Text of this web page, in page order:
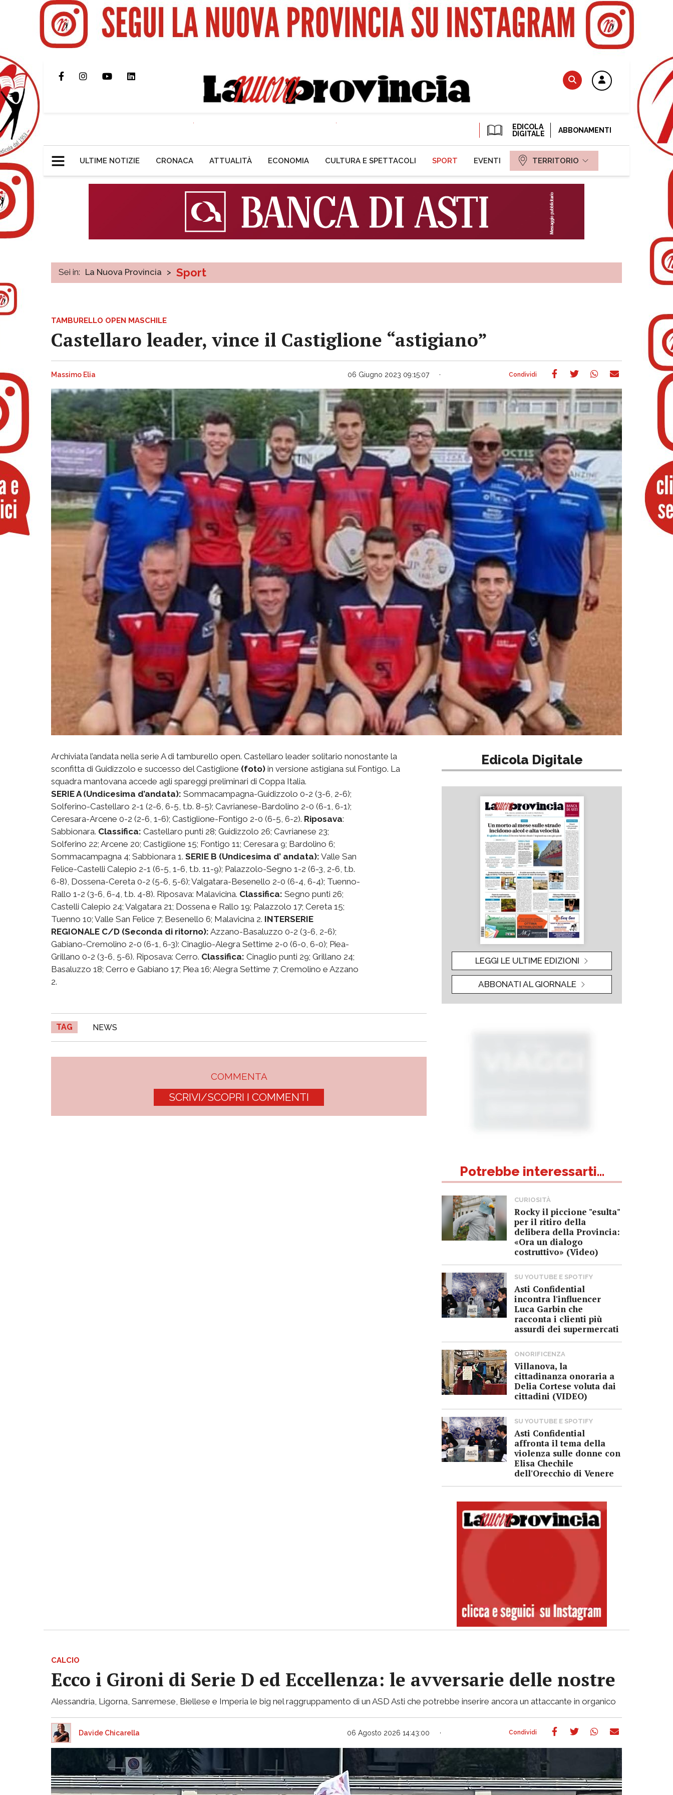
EDICOLA
DIGITALE
ABBONAMENTI
ULTIME NOTIZIE CRONACA ATTUALITÀ ECONOMIA CULTURA E SPETTACOLI SPORT EVENTI TERRITORIO
Sei in: La Nuova Provincia > Sport
TAMBURELLO OPEN MASCHILE
Castellaro leader, vince il Castiglione “astigiano”
Massimo Elia 06 Giugno 2023 09:15:07
Archiviata l’andata nella serie A di tamburello open. Castellaro leader solitario nonostante la
sconfitta di Guidizzolo e successo del Castiglione (foto) in versione astigiana sul Fontigo. La
squadra mantovana accede agli spareggi preliminari di Coppa Italia.
SERIE A (Undicesima d’andata): Sommacampagna-Guidizzolo 0-2 (3-6, 2-6);
Solferino-Castellaro 2-1 (2-6, 6-5, t.b. 8-5); Cavrianese-Bardolino 2-0 (6-1, 6-1);
Ceresara-Arcene 0-2 (2-6, 1-6); Castiglione-Fontigo 2-0 (6-5, 6-2). Riposava:
Sabbionara. Classifica: Castellaro punti 28; Guidizzolo 26; Cavrianese 23;
Solferino 22; Arcene 20; Castiglione 15; Fontigo 11; Ceresara 9; Bardolino 6;
Sommacampagna 4; Sabbionara 1. SERIE B (Undicesima d’ andata): Valle San
Felice-Castelli Calepio 2-1 (6-5, 1-6, t.b. 11-9); Palazzolo-Segno 1-2 (6-3, 2-6, t.b.
6-8), Dossena-Cereta 0-2 (5-6, 5-6); Valgatara-Besenello 2-0 (6-4, 6-4); Tuenno-
Rallo 1-2 (3-6, 6-4, t.b. 4-8). Riposava: Malavicina. Classifica: Segno punti 26;
Castelli Calepio 24; Valgatara 21; Dossena e Rallo 19; Palazzolo 17; Cereta 15;
Tuenno 10; Valle San Felice 7; Besenello 6; Malavicina 2. INTERSERIE
REGIONALE C/D (Seconda di ritorno): Azzano-Basaluzzo 0-2 (3-6, 2-6);
Gabiano-Cremolino 2-0 (6-1, 6-3): Cinaglio-Alegra Settime 2-0 (6-0, 6-0); Piea-
Grillano 0-2 (3-6, 5-6). Riposava: Cerro. Classifica: Cinaglio punti 29; Grillano 24;
Basaluzzo 18; Cerro e Gabiano 17; Piea 16; Alegra Settime 7; Cremolino e Azzano
2.
TAG NEWS
COMMENTA
SCRIVI/SCOPRI I COMMENTI
Edicola Digitale
LEGGI LE ULTIME EDIZIONI
ABBONATI AL GIORNALE
Potrebbe interessarti...
CURIOSITÀ
Rocky il piccione "esulta"
per il ritiro della
delibera della Provincia:
«Ora un dialogo
costruttivo» (Video)
SU YOUTUBE E SPOTIFY
Asti Confidential
incontra l'influencer
Luca Garbin che
racconta i clienti più
assurdi dei supermercati
ONORIFICENZA
Villanova, la
cittadinanza onoraria a
Delia Cortese voluta dai
cittadini (VIDEO)
SU YOUTUBE E SPOTIFY
Asti Confidential
affronta il tema della
violenza sulle donne con
Elisa Chechile
dell'Orecchio di Venere
CALCIO
Ecco i Gironi di Serie D ed Eccellenza: le avversarie delle nostre
Alessandria, Ligorna, Sanremese, Biellese e Imperia le big nel raggruppamento di un ASD Asti che potrebbe inserire ancora un attaccante in organico
Davide Chicarella 06 Agosto 2026 14:43:00